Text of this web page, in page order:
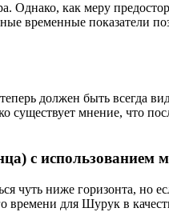
Однако, как меру
временные показатели
должен быть всегда
существует мнение, что
с использованием
чуть ниже горизонта, но
времени для Шурук в